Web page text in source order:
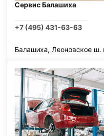
Сервис Балашиха
+7 (495) 431-63-63
Балашиха, Леоновское ш.